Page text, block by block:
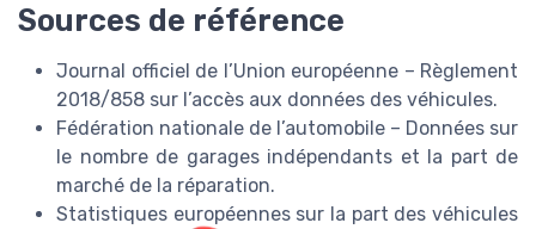
Sources de référence
Journal officiel de l’Union européenne – Règlement
2018/858 sur l’accès aux données des véhicules.
Fédération nationale de l’automobile – Données sur
le nombre de garages indépendants et la part de
marché de la réparation.
Statistiques européennes sur la part des véhicules